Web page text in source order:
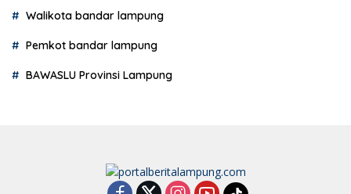
Walikota bandar lampung
Pemkot bandar lampung
BAWASLU Provinsi Lampung